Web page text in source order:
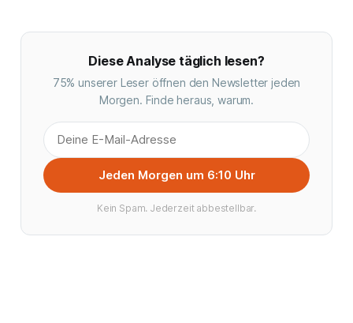
Diese Analyse täglich lesen?
75% unserer Leser öffnen den Newsletter jeden
Morgen. Finde heraus, warum.
Jeden Morgen um 6:10 Uhr
Kein Spam. Jederzeit abbestellbar.